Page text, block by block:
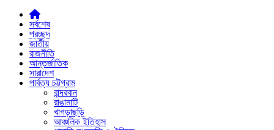
সর্বশেষ
প্রচ্ছদ
জাতীয়
রাজনীতি
আন্তর্জাতিক
সারাদেশ
পার্বত্য চট্টগ্রাম
বান্দরবান
রাঙামাটি
খাগড়াছড়ি
আঞ্চলিক ইতিহাস